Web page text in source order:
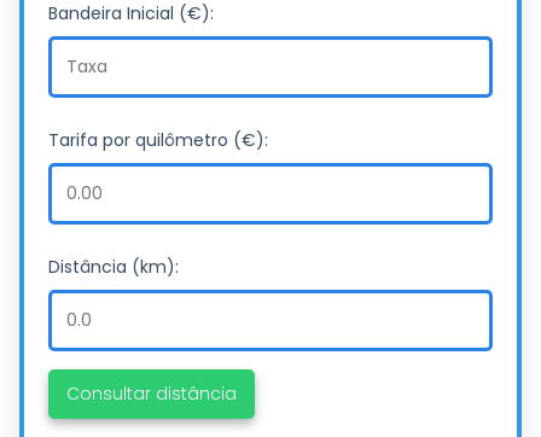
Bandeira Inicial (€):
Tarifa por quilômetro (€):
Distância (km):
Consultar distância